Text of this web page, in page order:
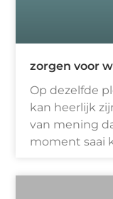
zorgen voor
Op dezelfde
kan heerlijk
van mening
moment saai